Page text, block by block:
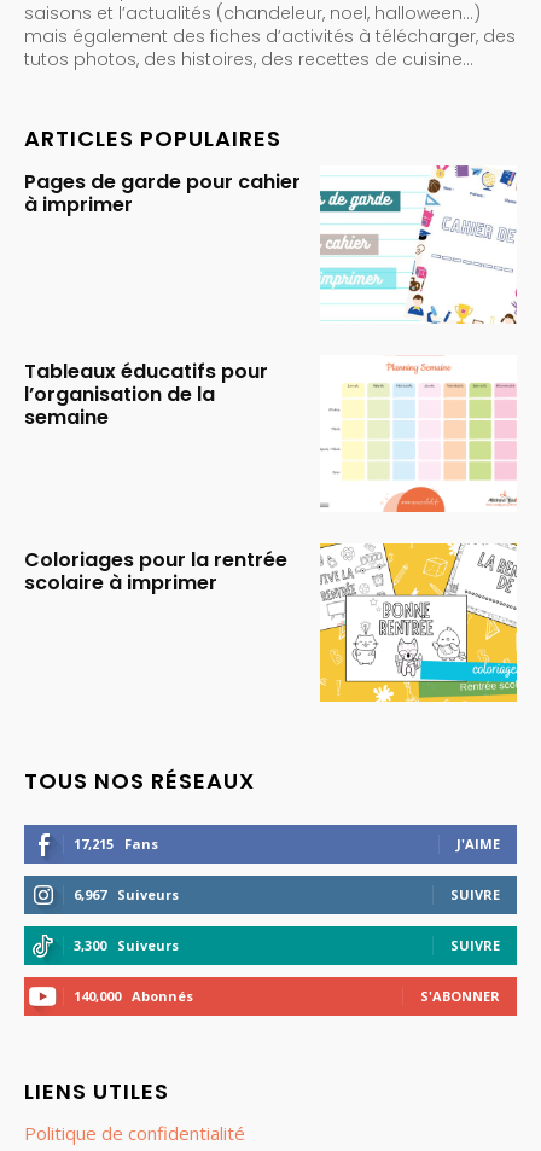
saisons et l’actualités (chandeleur, noel, halloween…)
mais également des fiches d’activités à télécharger, des
tutos photos, des histoires, des recettes de cuisine…
ARTICLES POPULAIRES
Pages de garde pour cahier
à imprimer
Tableaux éducatifs pour
l’organisation de la
semaine
Coloriages pour la rentrée
scolaire à imprimer
TOUS NOS RÉSEAUX
17,215 Fans J'AIME
6,967 Suiveurs SUIVRE
3,300 Suiveurs SUIVRE
140,000 Abonnés S'ABONNER
LIENS UTILES
Politique de confidentialité